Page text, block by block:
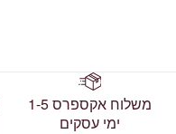
משלוח אקספרס 1-5
ימי עסקים